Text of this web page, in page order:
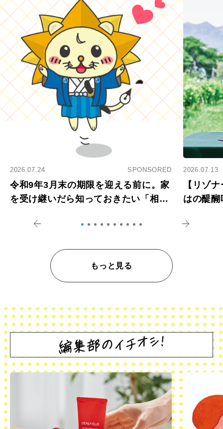
2026.07.24 SPONSORED
令和9年3月末の期限を迎える前に。家
を受け継いだら知っておきたい「相続
2026.07.13
【リゾ
はの醍
もっと見る